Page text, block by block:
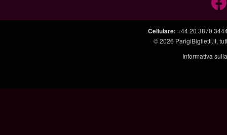
Cellulare: +44 20 3870
© 2026 ParigiBiglietti.it,
Informativa